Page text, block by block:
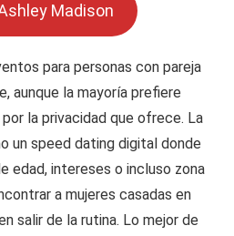
Madison
para personas con pareja
aunque la mayoría prefiere
la privacidad que ofrece. La
un speed dating digital donde
edad, intereses o incluso zona
a mujeres casadas en
salir de la rutina. Lo mejor de